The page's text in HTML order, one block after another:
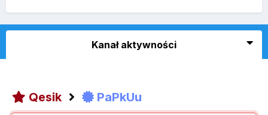
Kanał aktywności
Qesik PaPkUu